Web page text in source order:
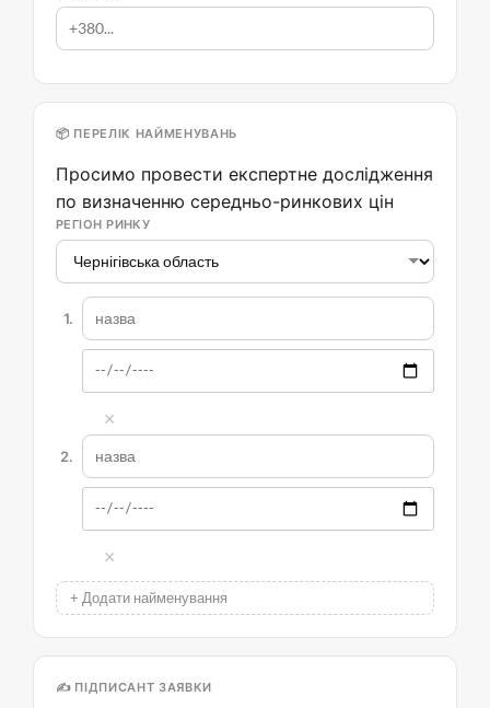
📦 ПЕРЕЛІК НАЙМЕНУВАНЬ
Просимо провести експертне дослідження
по визначенню середньо-ринкових цін
РЕГІОН РИНКУ
1.
×
2.
×
+ Додати найменування
✍️ ПІДПИСАНТ ЗАЯВКИ